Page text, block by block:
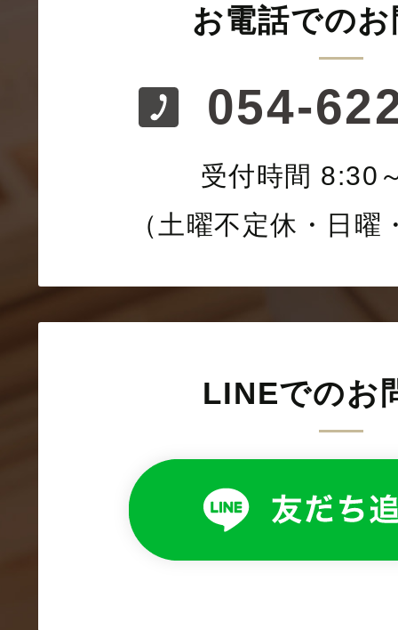
お電話での
054-
受付時間 8:30
（土曜不定休・日曜
LINEでのお